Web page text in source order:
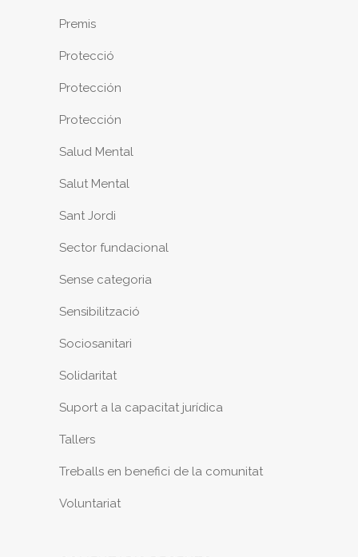
Premis
Protecció
Protección
Protección
Salud Mental
Salut Mental
Sant Jordi
Sector fundacional
Sense categoria
Sensibilització
Sociosanitari
Solidaritat
Suport a la capacitat jurídica
Tallers
Treballs en benefici de la comunitat
Voluntariat